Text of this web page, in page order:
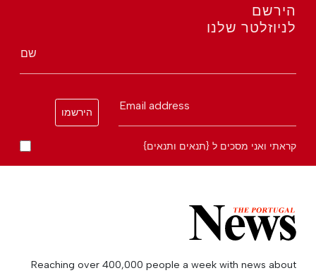
הירשם
לניוזלטר שלנו
שם
Email address
הירשמו
קראתי ואני מסכים ל {תנאים ותנאים}
Reaching over 400,000 people a week with news about